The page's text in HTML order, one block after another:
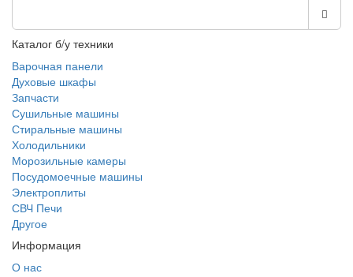
Каталог б/у техники
Варочная панели
Духовые шкафы
Запчасти
Сушильные машины
Стиральные машины
Холодильники
Морозильные камеры
Посудомоечные машины
Электроплиты
СВЧ Печи
Другое
Информация
О нас